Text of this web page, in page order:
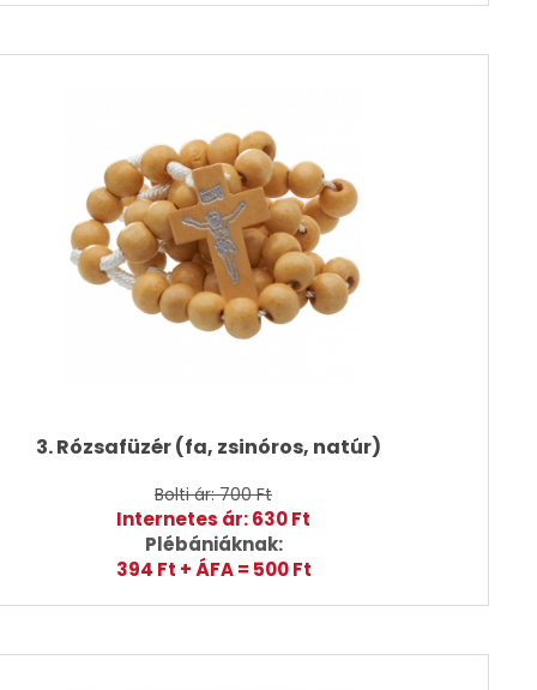
3. Rózsafüzér (fa, zsinóros, natúr)
Bolti ár: 700 Ft
Internetes ár: 630 Ft
Plébániáknak:
394 Ft + ÁFA = 500 Ft